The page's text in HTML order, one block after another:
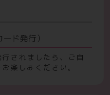
ド発行）
されましたら、ご自
楽しみください。